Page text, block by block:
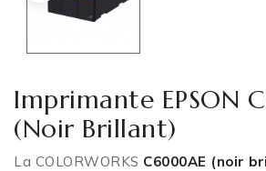
Imprimante EPSON
(noir Brillant)
La COLORWORKS C6000AE (noir